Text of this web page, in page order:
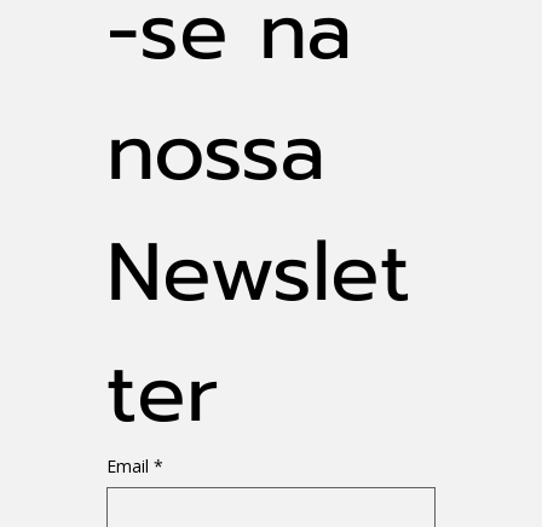
-se na
nossa
Newslet
ter
Email *